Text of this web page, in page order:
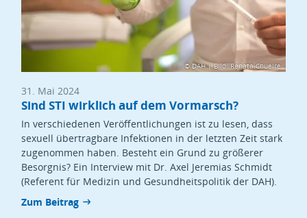
© DAH | Bild: Renata Chueire
31. Mai 2024
Sind STI wirklich auf dem Vormarsch?
In verschiedenen Veröffentlichungen ist zu lesen, dass
sexuell übertragbare Infektionen in der letzten Zeit stark
zugenommen haben. Besteht ein Grund zu größerer
Besorgnis? Ein Interview mit Dr. Axel Jeremias Schmidt
(Referent für Medizin und Gesundheitspolitik der DAH).
Zum Beitrag